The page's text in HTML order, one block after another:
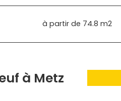
à partir de 74.8 m2
à Metz